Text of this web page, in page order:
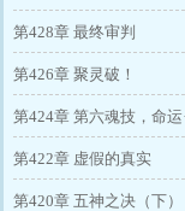
魂技，幻想！
第428章 最终审判
第426章 聚灵破！
第424章 第六魂技，命运
第422章 虚假的真实
第420章 五神之决（下）